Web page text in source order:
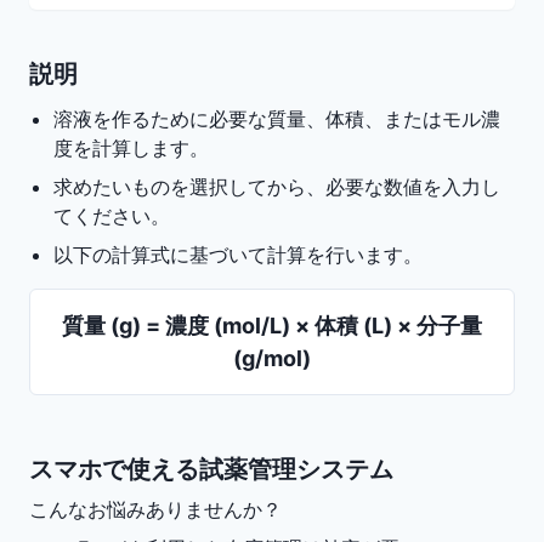
説明
溶液を作るために必要な質量、体積、またはモル濃
度を計算します。
求めたいものを選択してから、必要な数値を入力し
てください。
以下の計算式に基づいて計算を行います。
質量 (g) = 濃度 (mol/L) × 体積 (L) × 分子量
(g/mol)
スマホで使える試薬管理システム
こんなお悩みありませんか？